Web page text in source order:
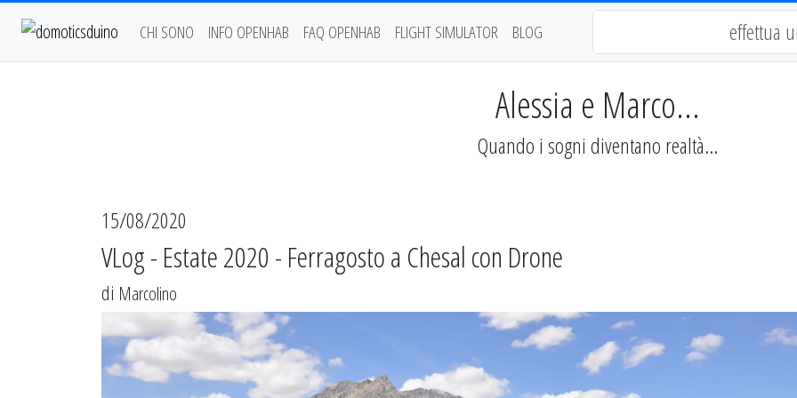
CHI SONO INFO OPENHAB FAQ OPENHAB FLIGHT SIMULATOR BLOG
Alessia e Marco...
Quando i sogni diventano realtà...
15/08/2020
VLog - Estate 2020 - Ferragosto a Chesal con Drone
di Marcolino